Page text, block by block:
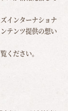
インターナショナ
テンツ提供の想い
ください。